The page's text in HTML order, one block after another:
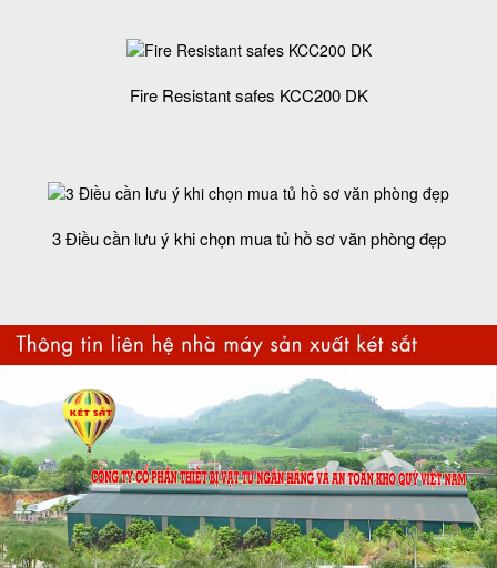
Fire Resistant safes KCC200 DK
3 Điều cần lưu ý khi chọn mua tủ hồ sơ văn phòng đẹp